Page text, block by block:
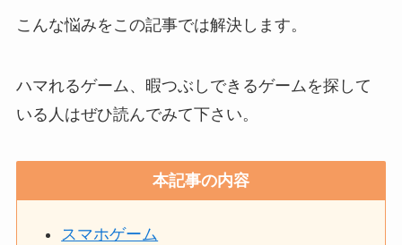
こんな悩みをこの記事では解決します。
ハマれるゲーム、暇つぶしできるゲームを探して
いる人はぜひ読んでみて下さい。
本記事の内容
スマホゲーム